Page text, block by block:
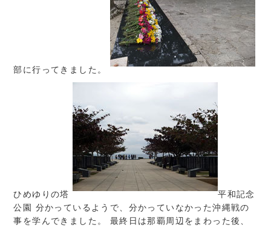
部に行ってきました。
ひめゆりの塔
平和記念
公園 分かっているようで、分かっていなかった沖縄戦の
事を学んできました。 最終日は那覇周辺をまわった後、